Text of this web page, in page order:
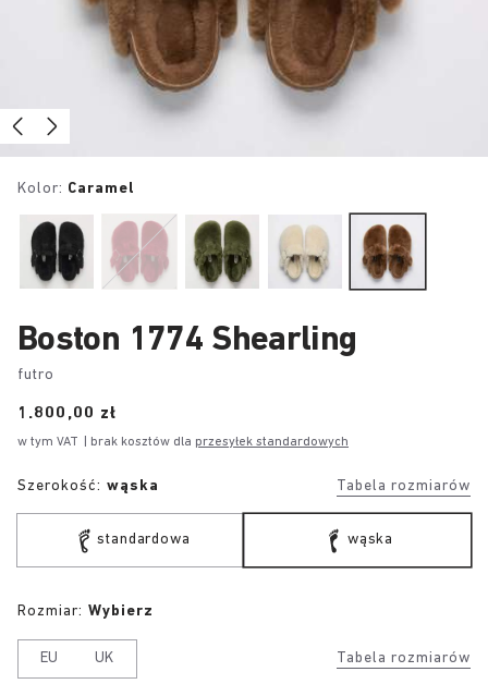
Kolor: Caramel
Boston 1774 Shearling
futro
Price:
1.800,00 zł
w tym VAT | brak kosztów dla przesyłek standardowych
Szerokość: wąska Tabela rozmiarów
standardowa wąska
Tabela rozmiarów
Rozmiar: Wybierz
EU UK